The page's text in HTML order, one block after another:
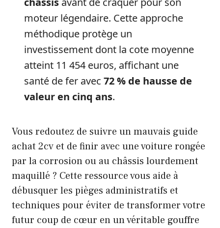
moteur légendaire. Cette approche
méthodique protège un
investissement dont la cote moyenne
atteint 11 454 euros, affichant une
santé de fer avec 72 % de hausse de
valeur en cinq ans.
Vous redoutez de suivre un mauvais guide
achat 2cv et de finir avec une voiture rongée
par la corrosion ou au châssis lourdement
maquillé ? Cette ressource vous aide à
débusquer les pièges administratifs et
techniques pour éviter de transformer votre
futur coup de cœur en un véritable gouffre